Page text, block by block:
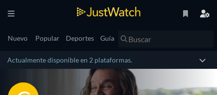
Nuevo Popular Deportes Guía
Actualmente disponible en 2 plataformas.